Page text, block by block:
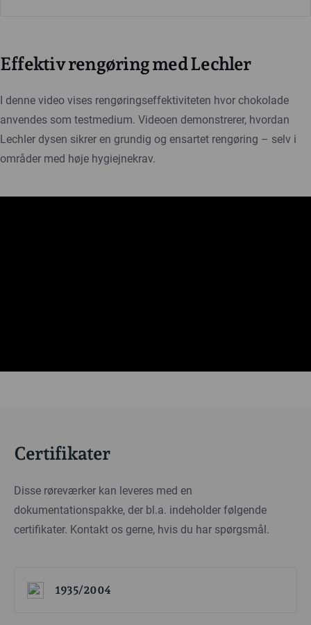
Effektiv rengøring med Lechler
I denne video vises rengøringseffektiviteten hvor chokolade
anvendes som testmedium. Videoen demonstrerer, hvordan
Lechler dysen sikrer en grundig og ensartet rengøring – selv i
områder med høje hygiejnekrav.
Certifikater
Disse røreværker kan leveres med en
dokumentationspakke, der bl.a. indeholder følgende
certifikater. Kontakt os gerne, hvis du har spørgsmål.
1935/2004